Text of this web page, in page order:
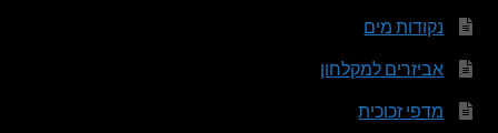
נקודות מים
אביזרים למקלחון
מדפי זכוכית